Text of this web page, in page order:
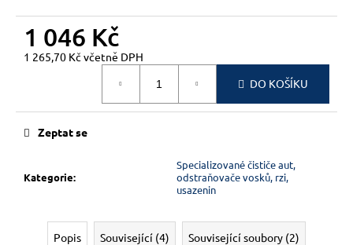
1 046 Kč
1 265,70 Kč včetně DPH
DO KOŠÍKU
Kategorie:
Specializované čističe aut,
odstraňovače vosků, rzi,
usazenin
Zeptat se
Popis Související (4) Související soubory (2)